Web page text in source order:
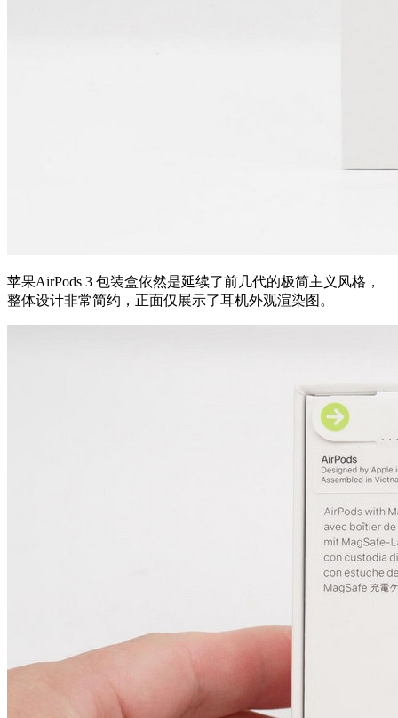
苹果AirPods 3 包装盒依然是延续了前几代的极简主义风格，
整体设计非常简约，正面仅展示了耳机外观渲染图。